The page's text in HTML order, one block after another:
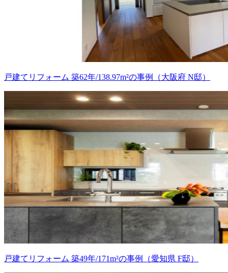
戸建てリフォーム 築62年/138.97m²の事例（大阪府 N邸）
戸建てリフォーム 築49年/171m²の事例（愛知県 F邸）